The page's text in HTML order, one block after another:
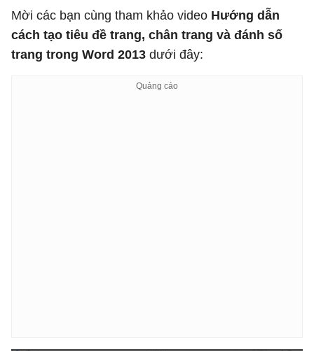
Mời các bạn cùng tham khảo video Hướng dẫn
cách tạo tiêu đề trang, chân trang và đánh số
trang trong Word 2013 dưới đây: